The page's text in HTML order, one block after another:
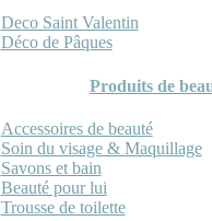
Deco Saint Valentin
Déco de Pâques
Produits de
Accessoires de beauté
Soin du visage & Maquillage
Savons et bain
Beauté pour lui
Trousse de toilette